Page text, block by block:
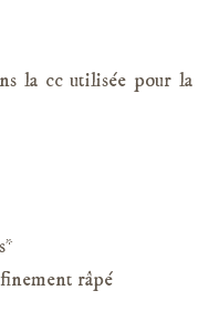
la cc utilisée pour la
râpé